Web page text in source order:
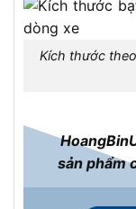
Kích thước
sản phẩm